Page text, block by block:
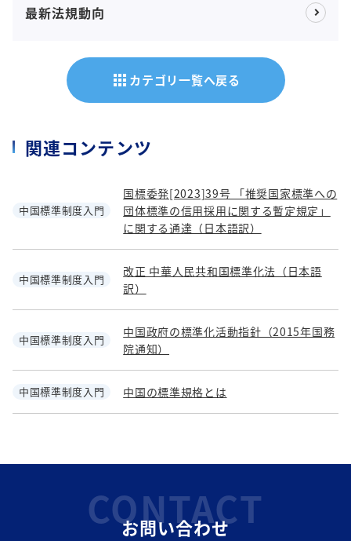
最新法規動向
apps カテゴリ一覧へ戻る
関連コンテンツ
中国標準制度入門
国標委発[2023]39号 「推奨国家標準への
団体標準の信用採用に関する暫定規定」
に関する通達（日本語訳）
中国標準制度入門
改正 中華人民共和国標準化法（日本語
訳）
中国標準制度入門
中国政府の標準化活動指針（2015年国務
院通知）
中国標準制度入門 中国の標準規格とは
CONTACT
お問い合わせ